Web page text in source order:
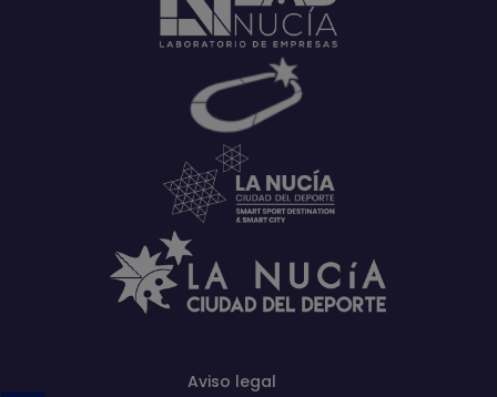
Aviso legal